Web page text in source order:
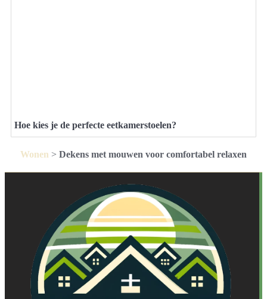
Hoe kies je de perfecte eetkamerstoelen?
Wonen > Dekens met mouwen voor comfortabel relaxen